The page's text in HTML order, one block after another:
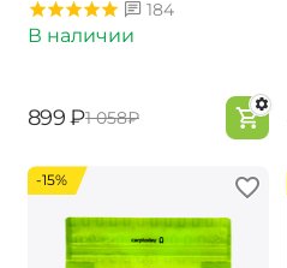
184
В наличии
‍899‍ ₽‍1 058‍₽
-15%